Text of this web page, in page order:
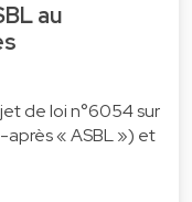
au
de loi n°6054 sur
après « ASBL ») et